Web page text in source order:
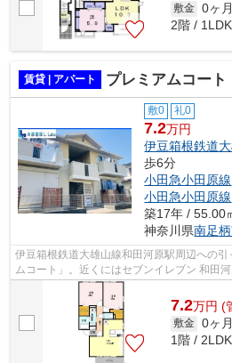
敷金 0ヶ月
2階 /
賃貸 | アパート プレミアムコート
敷0 礼0
7.2万円
伊豆箱根鉄道
歩6分
小田急小田原線
小田急小田原線
築17年 / 55.00
神奈川県南足
伊豆箱根鉄道大雄山線和田河原駅周辺への
ムコート」。近くにはセブンイレブン 和田
とした買い物に便利です。こちらの...
7.2万円 (
敷金 0ヶ月
1階 /